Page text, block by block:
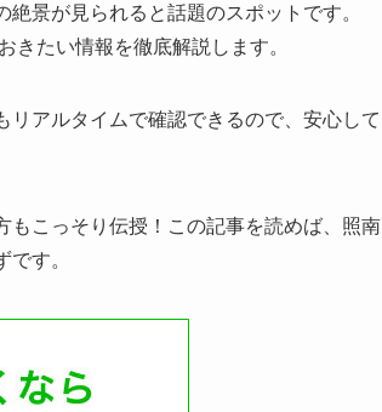
景が見られると話題のスポットです。
きたい情報を徹底解説します。
アルタイムで確認できるので、安心して
もこっそり伝授！この記事を読めば、照南
す。